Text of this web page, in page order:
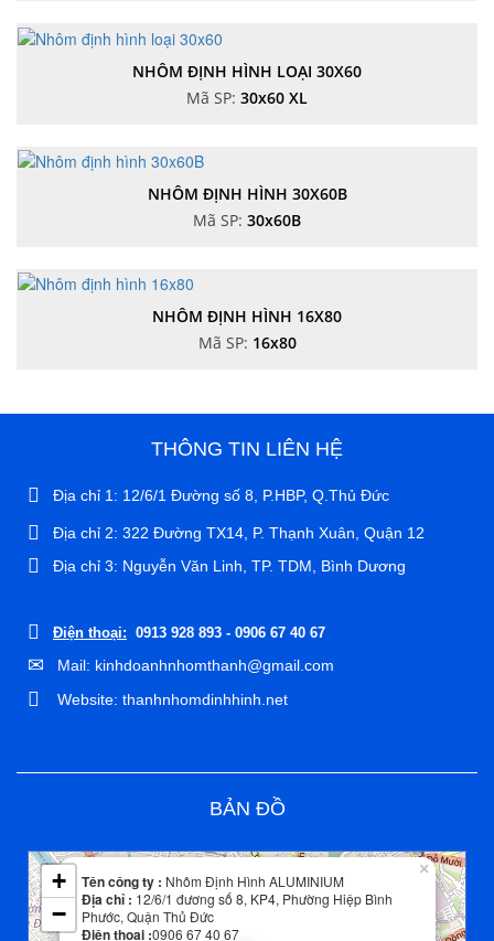
NHÔM ĐỊNH HÌNH LOẠI 30X60
Mã SP: 30x60 XL
NHÔM ĐỊNH HÌNH 30X60B
Mã SP: 30x60B
NHÔM ĐỊNH HÌNH 16X80
Mã SP: 16x80
THÔNG TIN LIÊN HỆ
Địa chỉ 1: 12/6/1 Đường số 8, P.HBP, Q.Thủ Đức
Địa chỉ 2: 322 Đường TX14, P. Thạnh Xuân, Quận 12
Địa chỉ 3: Nguyễn Văn Linh, TP. TDM, Bình Dương
Điện thoại: 0913 928 893 - 0906 67 40 67
Mail: kinhdoanhnhomthanh@gmail.com
Website: thanhnhomdinhhinh.net
BẢN ĐỒ
Tên công ty : Nhôm Định Hình ALUMINIUM
Địa chỉ : 12/6/1 đương số 8, KP4, Phường Hiệp Bình
Phước, Quận Thủ Đức
Điện thoại :0906 67 40 67
×
+
−